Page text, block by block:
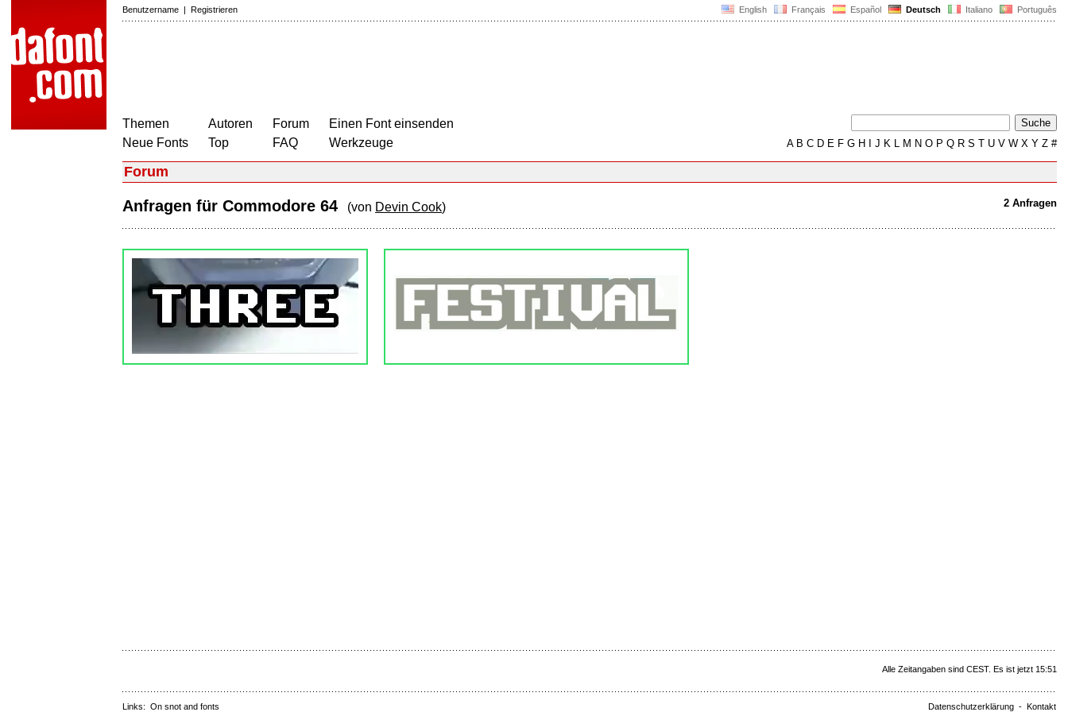
English Français Español Deutsch Italiano Português
Benutzername | Registrieren
Themen
Neue Fonts
Autoren
Top
Forum
FAQ
Einen Font einsenden
Werkzeuge
AB C D E F G H J K L M N O P Q R S T U V W X Y Z #
Forum
2 Anfragen
Anfragen für Commodore 64 (von Devin Cook)
Alle Zeitangaben sind CEST. Es ist jetzt 15:51
Datenschutzerklärung - Kontakt
Links: On snot and fonts